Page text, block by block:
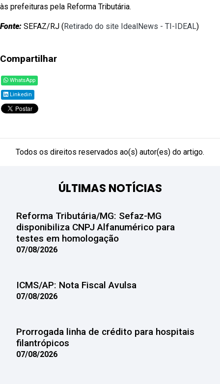
às prefeituras pela Reforma Tributária.
Fonte: SEFAZ/RJ (Retirado do site IdealNews - TI-IDEAL)
Compartilhar
WhatsApp
Linkedin
Todos os direitos reservados ao(s) autor(es) do artigo.
ÚLTIMAS NOTÍCIAS
Reforma Tributária/MG: Sefaz-MG
disponibiliza CNPJ Alfanumérico para
testes em homologação
07/08/2026
ICMS/AP: Nota Fiscal Avulsa
07/08/2026
Prorrogada linha de crédito para hospitais
filantrópicos
07/08/2026